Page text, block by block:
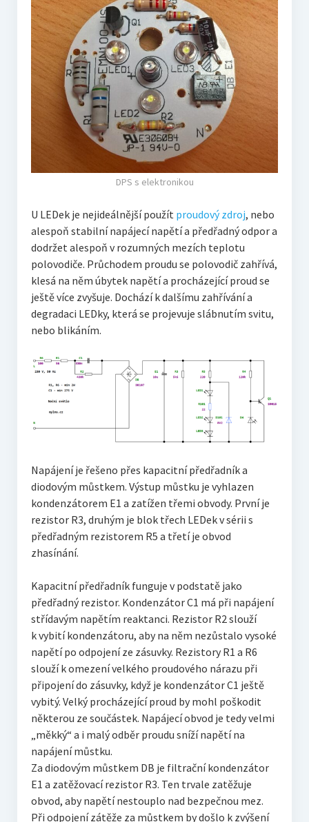
DPS s elektronikou
U LEDek je nejideálnější použít proudový zdroj, nebo
alespoň stabilní napájecí napětí a předřadný odpor a
dodržet alespoň v rozumných mezích teplotu
polovodiče. Průchodem proudu se polovodič zahřívá,
klesá na něm úbytek napětí a procházející proud se
ještě více zvyšuje. Dochází k dalšímu zahřívání a
degradaci LEDky, která se projevuje slábnutím svitu,
nebo blikáním.
Napájení je řešeno přes kapacitní předřadník a
diodovým můstkem. Výstup můstku je vyhlazen
kondenzátorem E1 a zatížen třemi obvody. První je
rezistor R3, druhým je blok třech LEDek v sérii s
předřadným rezistorem R5 a třetí je obvod
zhasínání.
Kapacitní předřadník funguje v podstatě jako
předřadný rezistor. Kondenzátor C1 má při napájení
střídavým napětím reaktanci. Rezistor R2 slouží
k vybití kondenzátoru, aby na něm nezůstalo vysoké
napětí po odpojení ze zásuvky. Rezistory R1 a R6
slouží k omezení velkého proudového nárazu při
připojení do zásuvky, když je kondenzátor C1 ještě
vybitý. Velký procházející proud by mohl poškodit
některou ze součástek. Napájecí obvod je tedy velmi
„měkký“ a i malý odběr proudu sníží napětí na
napájení můstku.
Za diodovým můstkem DB je filtrační kondenzátor
E1 a zatěžovací rezistor R3. Ten trvale zatěžuje
obvod, aby napětí nestouplo nad bezpečnou mez.
Při odpojení zátěže za můstkem by došlo k zvýšení